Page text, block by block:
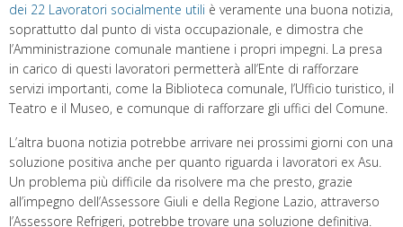
dei 22 Lavoratori socialmente utili è veramente una buona notizia,
soprattutto dal punto di vista occupazionale, e dimostra che
l’Amministrazione comunale mantiene i propri impegni. La presa
in carico di questi lavoratori permetterà all’Ente di rafforzare
servizi importanti, come la Biblioteca comunale, l’Ufficio turistico, il
Teatro e il Museo, e comunque di rafforzare gli uffici del Comune.
L’altra buona notizia potrebbe arrivare nei prossimi giorni con una
soluzione positiva anche per quanto riguarda i lavoratori ex Asu.
Un problema più difficile da risolvere ma che presto, grazie
all’impegno dell’Assessore Giuli e della Regione Lazio, attraverso
l’Assessore Refrigeri, potrebbe trovare una soluzione definitiva.